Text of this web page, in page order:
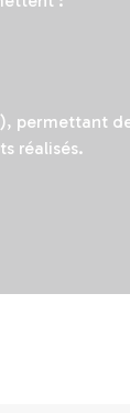
permettant
réalisés.